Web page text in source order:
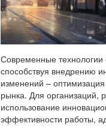
Современные технологии
способствуя внедрению
изменений –
рынка. Для организаций,
использование
эффективности работы,